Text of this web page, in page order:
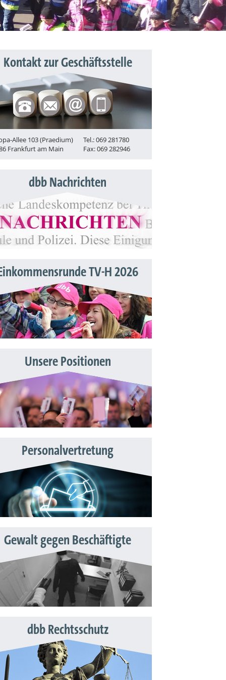
Kontakt zur Geschäftsstelle
Allee 103 (Praedium)
Frankfurt am Main
Tel.: 069 281780
Fax: 069 282946
dbb Nachrichten
TV-H 2026
Unsere Positionen
Personalvertretung
Gewalt gegen Beschäftigte
dbb Rechtsschutz